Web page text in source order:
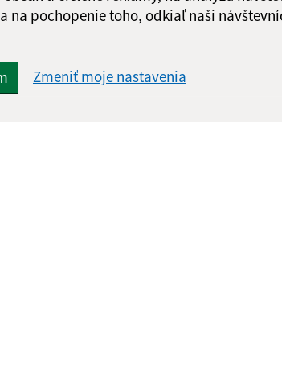
na pochopenie toho, odkiaľ naši
Zmeniť moje nastavenia